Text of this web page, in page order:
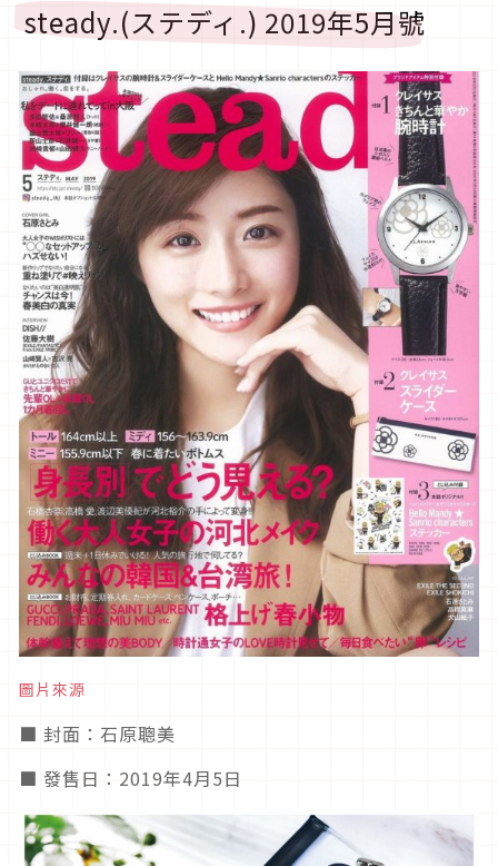
steady.(ステディ.) 2019年5月號
圖片來源
■ 封面：石原聰美
■ 發售日：2019年4月5日